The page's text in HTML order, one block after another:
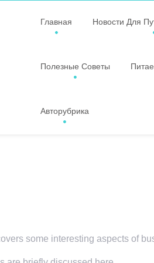
Главная Новости Для
Полезные Советы
Авторубрика
some interesting aspects of